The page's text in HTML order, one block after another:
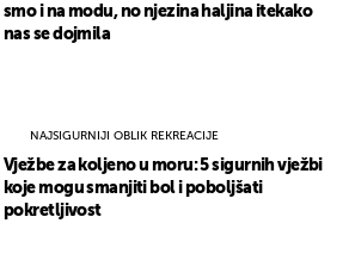
smo i na modu, no njezina haljina itekako
nas se dojmila
NAJSIGURNIJI OBLIK REKREACIJE
Vježbe za koljeno u moru: 5 sigurnih vježbi
koje mogu smanjiti bol i poboljšati
pokretljivost